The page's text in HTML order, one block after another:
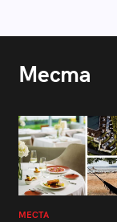
Места
МЕСТА